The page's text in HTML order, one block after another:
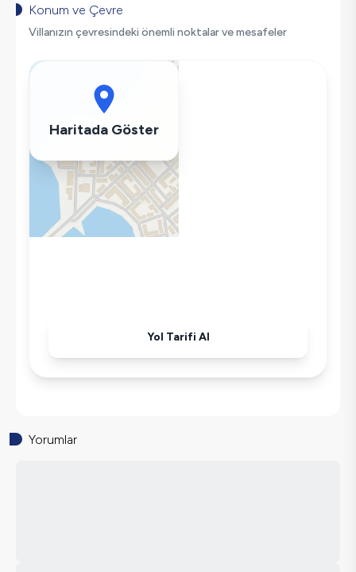
Saç Kurutma Makinası
Bulaşık Makinesi
Buzdolabı
Kettle
Korunaklı Havuz
Havuz-Bahçe Bakımı
Konum ve Çevre
Villanızın çevresindeki önemli noktalar ve mesafeler
Haritada Göster
Yol Tarifi Al
Yorumlar